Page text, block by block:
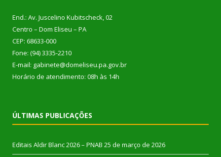
End.: Av. Juscelino Kubitscheck, 02
Centro – Dom Eliseu – PA
CEP: 68633-000
Fone: (94) 3335-2210
E-mail: gabinete@domeliseu.pa.gov.br
Horário de atendimento: 08h às 14h
ÚLTIMAS PUBLICAÇÕES
Editais Aldir Blanc 2026 – PNAB 25 de março de 2026